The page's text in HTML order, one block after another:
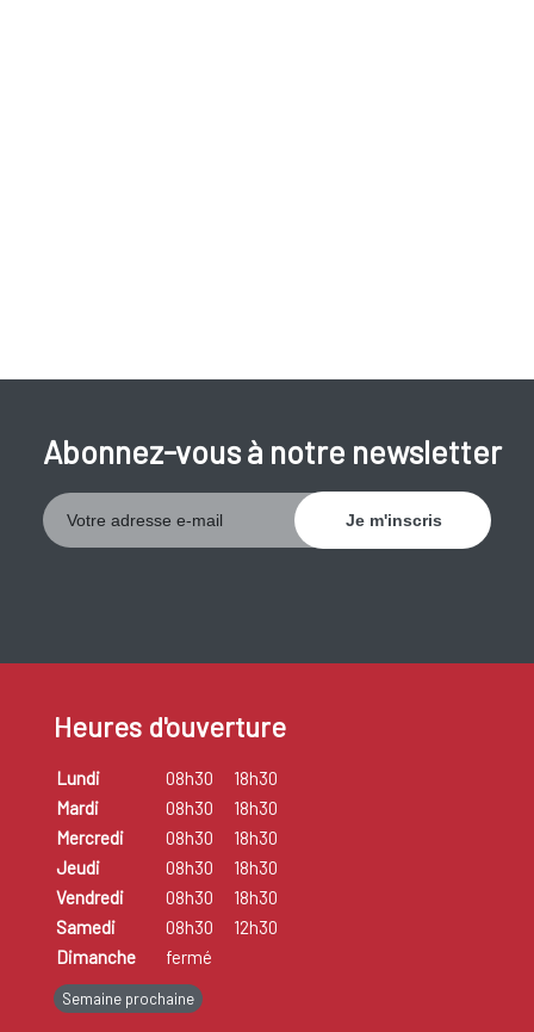
Abonnez-vous à notre newsletter
Heures d'ouverture
Lundi 08h30
18h30
Mardi
08h30
18h30
Mercredi
08h30
18h30
Jeudi
08h30
18h30
Vendredi
08h30
18h30
Samedi
08h30
12h30
Dimanche
fermé
Semaine prochaine